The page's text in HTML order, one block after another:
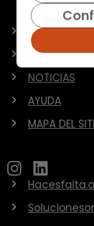
OFERTAS
EMPRESAS
NOTICIAS
AYUDA
MAPA DEL